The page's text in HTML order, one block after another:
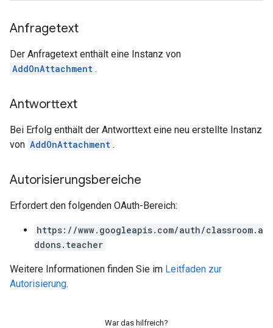
Anfragetext
Der Anfragetext enthält eine Instanz von
AddOnAttachment .
Antworttext
Bei Erfolg enthält der Antworttext eine neu erstellte Instanz
von AddOnAttachment .
Autorisierungsbereiche
Erfordert den folgenden OAuth-Bereich:
https://www.googleapis.com/auth/classroom.a
ddons.teacher
Weitere Informationen finden Sie im Leitfaden zur
Autorisierung.
War das hilfreich?